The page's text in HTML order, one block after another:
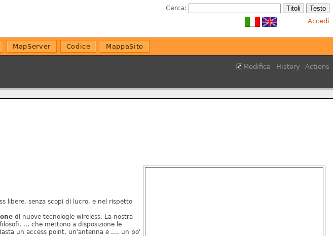
Cerca:
Accedi
MapServer Codice MappaSito
Modifica History Actions
libere, senza scopi di lucro, e nel rispetto
di nuove tecnologie wireless. La nostra
... che mettono a disposizione le
un access point, un'antenna e .... un po'